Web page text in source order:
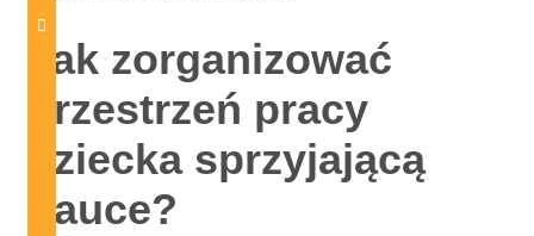
Jak zorganizować
przestrzeń pracy
dziecka sprzyjającą
nauce?